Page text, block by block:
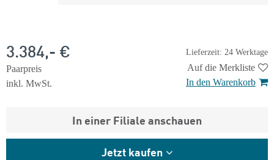
Lieferzeit: 24 Werktage
3.384,- €
Paarpreis
inkl. MwSt.
Auf die Merkliste
In den Warenkorb
In einer Filiale anschauen
Jetzt kaufen